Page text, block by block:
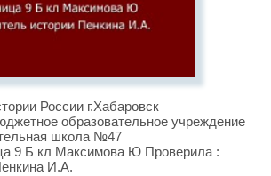
России г.Хабаровск
образовательное учреждение
школа №47
9 Б кл Максимова Ю Проверила :
И.А.